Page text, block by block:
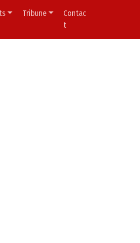
Tribune
Contac
t